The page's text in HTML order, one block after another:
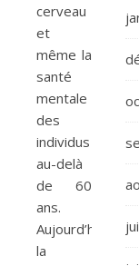
cerveau
et
même la
santé
mentale
des
individus
au-delà
de 60
ans.
Aujourd’hui,
la